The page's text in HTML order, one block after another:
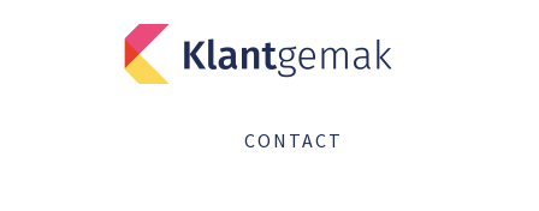
CONTACT